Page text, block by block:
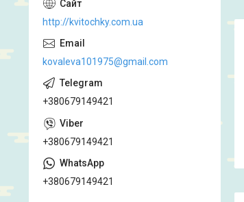
http://kvitochky.com.ua
kovaleva101975@gmail.com
+380679149421
+380679149421
+380679149421